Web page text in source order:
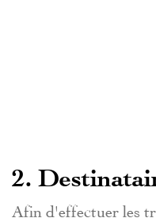
2.
Afin d'effectuer les